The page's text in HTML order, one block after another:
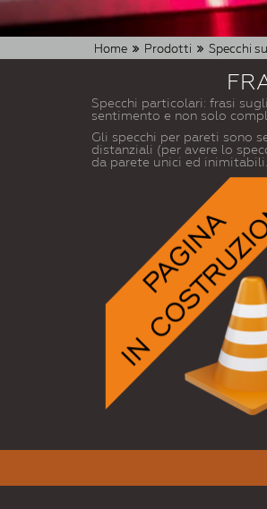
Home Prodotti Specchi
Specchi particolari: frasi
sentimento e non solo
Gli specchi per pareti sono
distanziali (per avere lo
da parete unici ed inimitabili.